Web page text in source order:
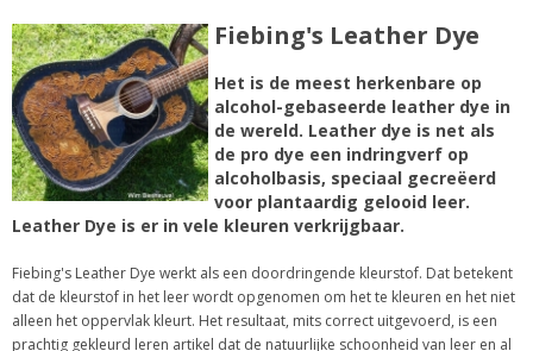
Fiebing's Leather Dye
Het is de meest herkenbare op
alcohol-gebaseerde leather dye in
de wereld. Leather dye is net als
de pro dye een indringverf op
alcoholbasis, speciaal gecreëerd
voor plantaardig gelooid leer.
Leather Dye is er in vele kleuren verkrijgbaar.
Fiebing's Leather Dye werkt als een doordringende kleurstof. Dat betekent
dat de kleurstof in het leer wordt opgenomen om het te kleuren en het niet
alleen het oppervlak kleurt. Het resultaat, mits correct uitgevoerd, is een
prachtig gekleurd leren artikel dat de natuurlijke schoonheid van leer en al